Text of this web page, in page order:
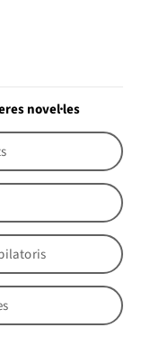
novel·les